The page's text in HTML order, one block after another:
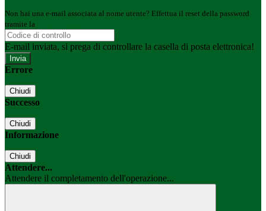
Non hai una e-mail associata al nome utente? Effettua il reset della password
tramite la
E-mail inviata, si prega di controllare la casella di posta elettronica!
Errore
Chiudi
Successo
Chiudi
Informazione
Chiudi
Attendere...
Attendere il completamento dell'operazione...